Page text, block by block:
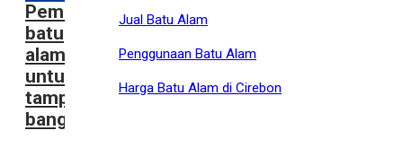
Pemilihan
batu
alam
untuk
tampilan
bangunan
Jual Batu Alam
Penggunaan Batu Alam
Harga Batu Alam di Cirebon